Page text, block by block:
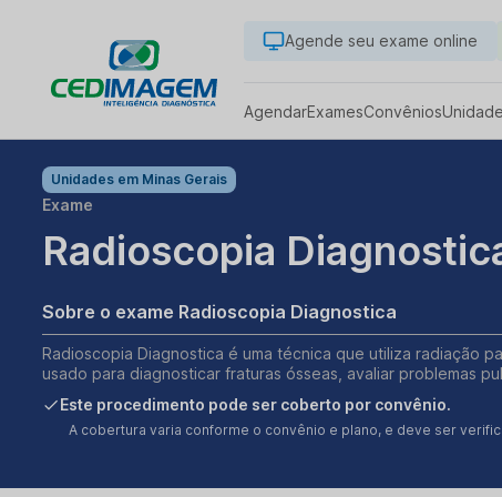
Agende seu exame online
AgendarExamesConvênios
Unidades em Minas Gerais
Exame
Radioscopia
Sobre o exame Radioscopia Diagnostica
Radioscopia Diagnostica é uma técnica que utiliza radiação
usado para diagnosticar fraturas ósseas, avaliar problemas
Este procedimento pode ser coberto por convênio.
A cobertura varia conforme o convênio e plano, e deve ser